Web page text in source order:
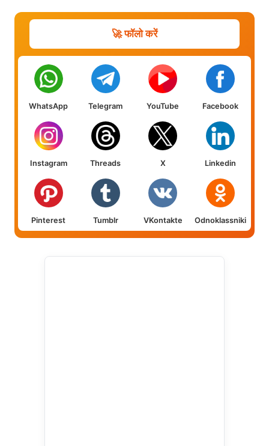
🚀 फॉलो करें
WhatsApp Telegram YouTube Facebook
Instagram Threads X Linkedin
Pinterest Tumblr VKontakte Odnoklassniki